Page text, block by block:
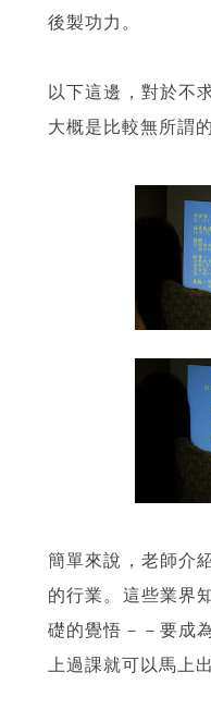
後製功力。
以下這邊，對於不
大概是比較無所謂
簡單來說，老師介
的行業。這些業界
礎的覺悟－－要成
上過課就可以馬上